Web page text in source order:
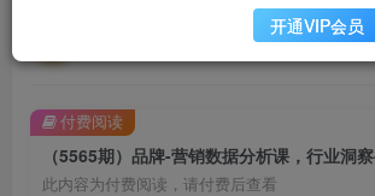
此内容为付费阅读，请付费后查看
付费阅读
开通VIP会员